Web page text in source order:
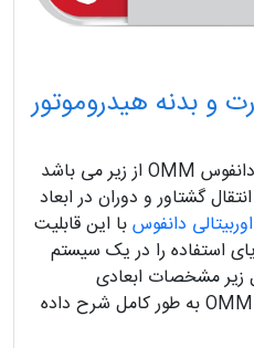
و بدنه هیدروموتور
ورودی و خروجی هیدروموتور دانفوس OMM از زیر می باشد
گشتاور و دوران در ابعاد
دانفوسبا این قابلیت
استفاده را در یک سیستم
زیر مشخصات ابعادی
هیدروموتور اوربیتالی دانفوس OMM به طور کامل شرح داده